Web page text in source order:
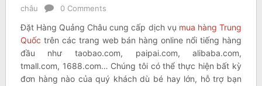
châu
0 Comments
Đặt Hàng Quảng Châu cung cấp dịch vụ mua hàng Trung
Quốc trên các trang web bán hàng online nổi tiếng hàng
đầu như taobao.com, paipai.com, alibaba.com,
tmall.com, 1688.com… Chúng tôi có thể thực hiện bất kỳ
đơn hàng nào của quý khách dù bé hay lớn, hỗ trợ bạn